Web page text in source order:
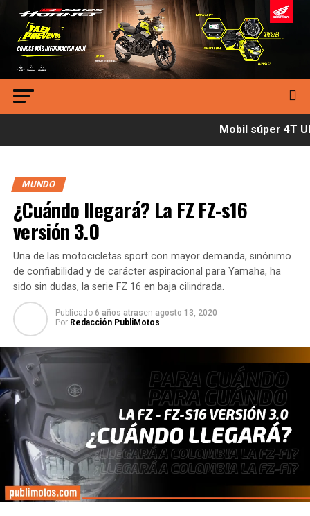
Mobil súper 4T
MUNDO
¿Cuándo llegará? La FZ FZ-s16
versión 3.0
Una de las motocicletas sport con mayor demanda, sinónimo
de confiabilidad y de carácter aspiracional para Yamaha, ha
sido sin dudas, la serie FZ 16 en baja cilindrada.
Publicado 6 años atrasen agosto 13, 2020
Por Redacción PubliMotos